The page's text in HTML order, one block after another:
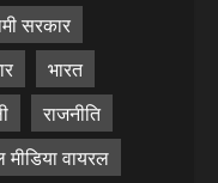
सरकार
भारत
राजनीति
वायरल